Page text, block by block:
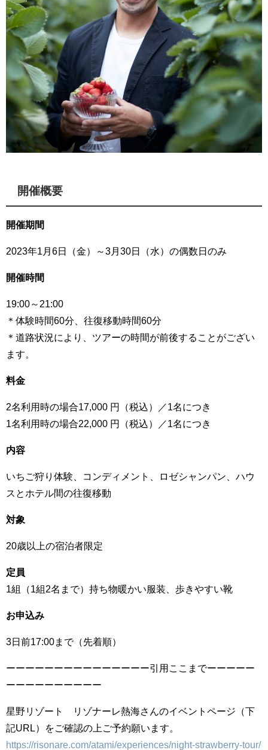
開催概要
開催期間
2023年1月6日（金）～3月30日（水）の偶数日のみ
開催時間
19:00～21:00
＊体験時間60分、往復移動時間60分
＊道路状況により、ツアーの時間が前後することがござい
ます。
料金
2名利用時の場合17,000 円（税込）／1名につき
1名利用時の場合22,000 円（税込）／1名につき
内容
いちご狩り体験、コンディメント、ロゼシャンパン、ハウ
スとホテル間の往復移動
対象
20歳以上の宿泊者限定
定員
1組（1組2名まで）持ち物暖かい服装、歩きやすい靴
お申込み
3日前17:00まで（先着順）
ーーーーーーーーーーーーーーー引用ここまでーーーーー
ーーーーーーーーーー
星野リゾート リゾナーレ熱海さんのイベントページ（下
記URL）をご確認の上ご予約願います。
https://risonare.com/atami/experiences/night-strawberry-tour/